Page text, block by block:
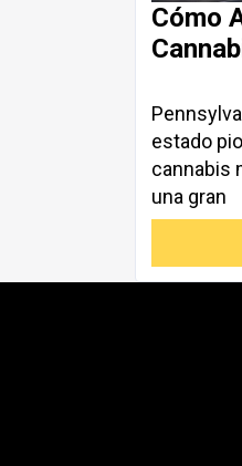
Cómo
estado
cannabis
una gran